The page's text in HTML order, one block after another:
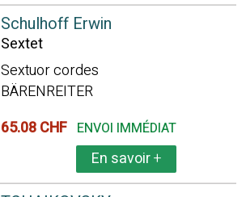
Schulhoff Erwin
Sextet
Sextuor cordes
BÄRENREITER
65.08 CHF ENVOI IMMÉDIAT
En savoir+